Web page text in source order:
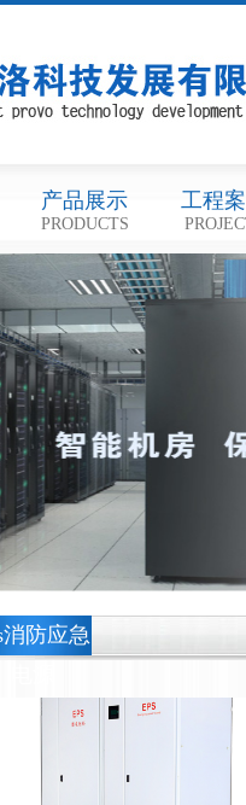
产品展示
PRODUCTS
工程
消防应急